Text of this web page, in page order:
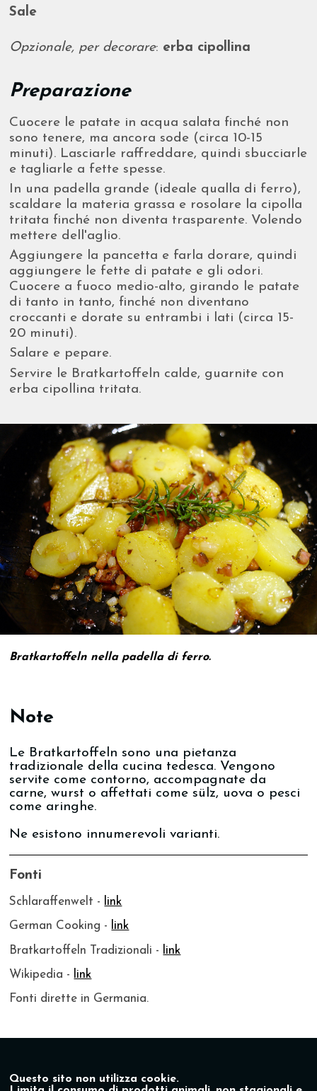
Sale
Opzionale, per decorare: erba cipollina
Preparazione
Cuocere le patate in acqua salata finché non
sono tenere, ma ancora sode (circa 10-15
minuti). Lasciarle raffreddare, quindi sbucciarle
e tagliarle a fette spesse.
In una padella grande (ideale qualla di ferro),
scaldare la materia grassa e rosolare la cipolla
tritata finché non diventa trasparente. Volendo
mettere dell'aglio.
Aggiungere la pancetta e farla dorare, quindi
aggiungere le fette di patate e gli odori.
Cuocere a fuoco medio-alto, girando le patate
di tanto in tanto, finché non diventano
croccanti e dorate su entrambi i lati (circa 15-
20 minuti).
Salare e pepare.
Servire le Bratkartoffeln calde, guarnite con
erba cipollina tritata.
Bratkartoffeln nella padella di ferro.
Note
Le Bratkartoffeln sono una pietanza
tradizionale della cucina tedesca. Vengono
servite come contorno, accompagnate da
carne, wurst o affettati come sülz, uova o pesci
come aringhe.
Ne esistono innumerevoli varianti.
Fonti
Schlaraffenwelt - link
German Cooking - link
Bratkartoffeln Tradizionali - link
Wikipedia - link
Fonti dirette in Germania.
Questo sito non utilizza cookie.